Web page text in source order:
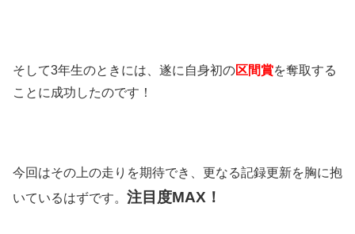
そして3年生のときには、遂に自身初の区間賞を奪取する
ことに成功したのです！
今回はその上の走りを期待でき、更なる記録更新を胸に抱
いているはずです。 注目度MAX！